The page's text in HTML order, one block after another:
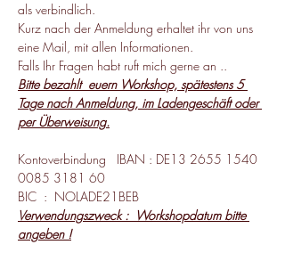
als verbindlich.
Kurz nach der Anmeldung erhaltet ihr von uns
eine Mail, mit allen Informationen.
Falls Ihr Fragen habt ruft mich gerne an ..
Bitte bezahlt  euern Workshop, spätestens 5
Tage nach Anmeldung, im Ladengeschäft oder
per Überweisung.
Kontoverbindung   IBAN : DE13 2655 1540
0085 3181 60
BIC  :  NOLADE21BEB
Verwendungszweck :  Workshopdatum bitte
angeben !